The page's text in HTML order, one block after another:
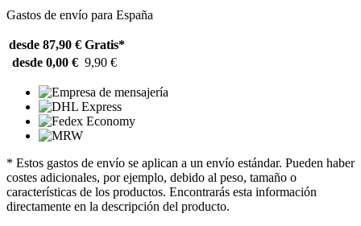
Gastos de envío para España
desde 87,90 € Gratis*
desde 0,00 € 9,90 €
* Estos gastos de envío se aplican a un envío estándar. Pueden haber
costes adicionales, por ejemplo, debido al peso, tamaño o
características de los productos. Encontrarás esta información
directamente en la descripción del producto.